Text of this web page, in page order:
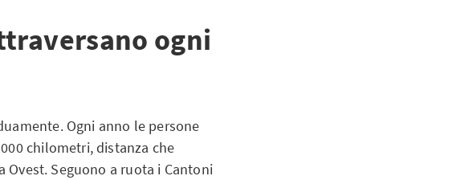
ogni
Ogni anno le persone
chilometri, distanza che
Ovest. Seguono a ruota i Cantoni